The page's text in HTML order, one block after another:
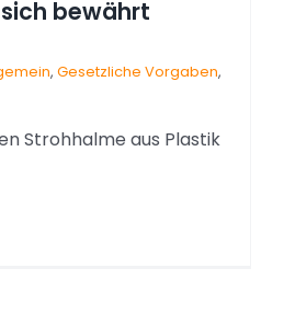
bewährt
, Gesetzliche Vorgaben,
Strohhalme aus Plastik